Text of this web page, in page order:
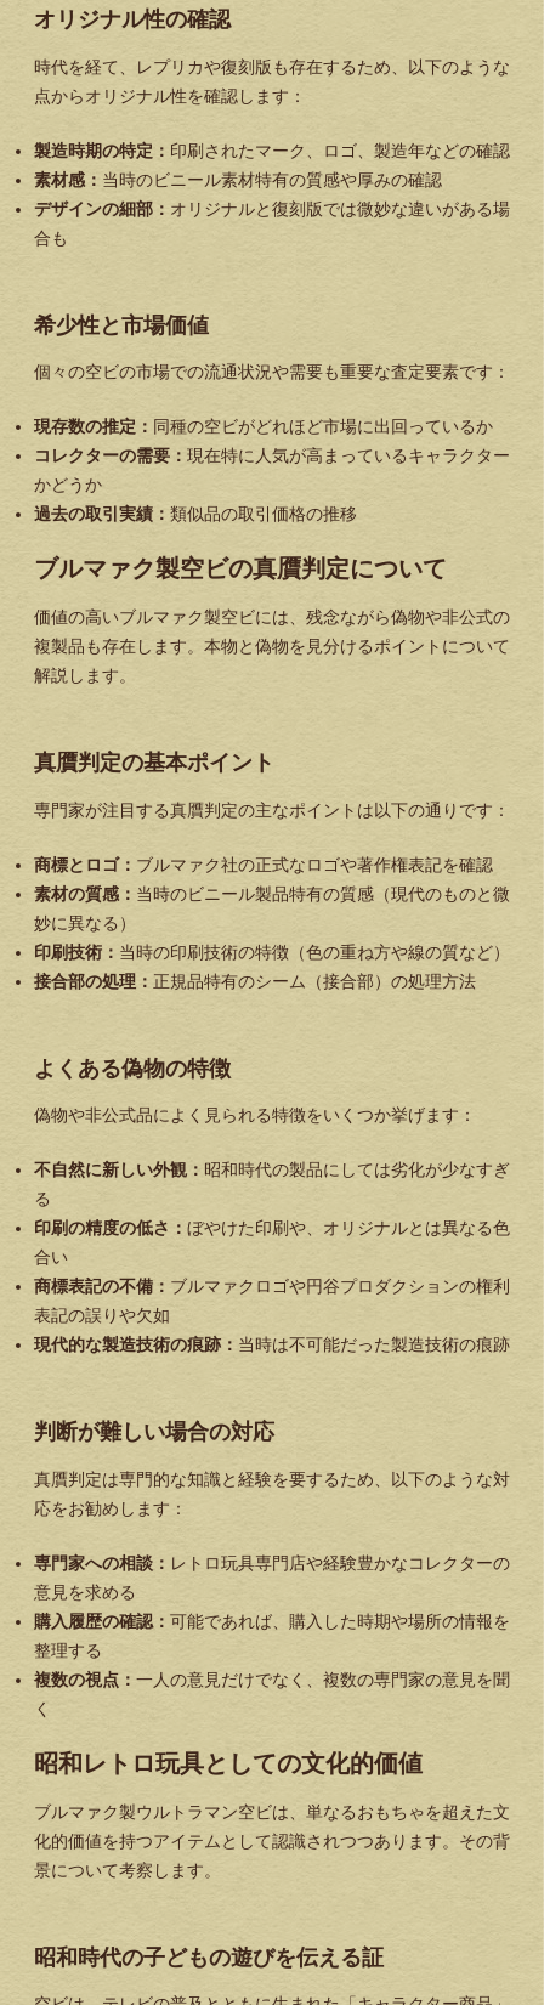
オリジナル性の確認
時代を経て、レプリカや復刻版も存在するため、以下のような
点からオリジナル性を確認します：
製造時期の特定： 印刷されたマーク、ロゴ、製造年などの確認
素材感： 当時のビニール素材特有の質感や厚みの確認
デザインの細部： オリジナルと復刻版では微妙な違いがある場
合も
希少性と市場価値
個々の空ビの市場での流通状況や需要も重要な査定要素です：
現存数の推定： 同種の空ビがどれほど市場に出回っているか
コレクターの需要： 現在特に人気が高まっているキャラクター
かどうか
過去の取引実績： 類似品の取引価格の推移
ブルマァク製空ビの真贋判定について
価値の高いブルマァク製空ビには、残念ながら偽物や非公式の
複製品も存在します。本物と偽物を見分けるポイントについて
解説します。
真贋判定の基本ポイント
専門家が注目する真贋判定の主なポイントは以下の通りです：
商標とロゴ： ブルマァク社の正式なロゴや著作権表記を確認
素材の質感： 当時のビニール製品特有の質感（現代のものと微
妙に異なる）
印刷技術： 当時の印刷技術の特徴（色の重ね方や線の質など）
接合部の処理： 正規品特有のシーム（接合部）の処理方法
よくある偽物の特徴
偽物や非公式品によく見られる特徴をいくつか挙げます：
不自然に新しい外観： 昭和時代の製品にしては劣化が少なすぎ
る
印刷の精度の低さ： ぼやけた印刷や、オリジナルとは異なる色
合い
商標表記の不備： ブルマァクロゴや円谷プロダクションの権利
表記の誤りや欠如
現代的な製造技術の痕跡： 当時は不可能だった製造技術の痕跡
判断が難しい場合の対応
真贋判定は専門的な知識と経験を要するため、以下のような対
応をお勧めします：
専門家への相談： レトロ玩具専門店や経験豊かなコレクターの
意見を求める
購入履歴の確認： 可能であれば、購入した時期や場所の情報を
整理する
複数の視点： 一人の意見だけでなく、複数の専門家の意見を聞
く
昭和レトロ玩具としての文化的価値
ブルマァク製ウルトラマン空ビは、単なるおもちゃを超えた文
化的価値を持つアイテムとして認識されつつあります。その背
景について考察します。
昭和時代の子どもの遊びを伝える証